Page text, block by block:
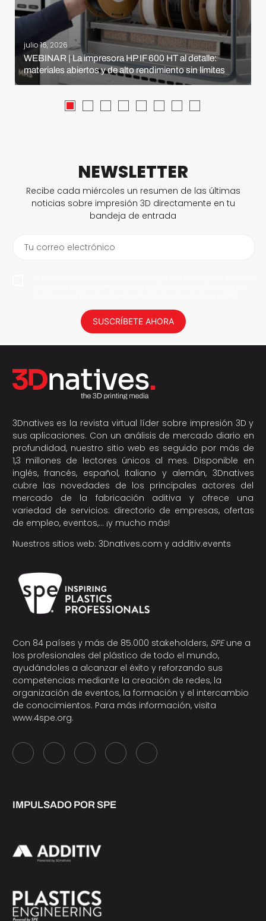
julio 16, 2026
WEBINAR | La impresora HP IF 600 HT al detalle:
materiales abiertos y de alto rendimiento sin límites
NEWSLETTER
Recibe cada miércoles un resumen de las últimas
noticias sobre impresión 3D directamente en tu
bandeja de entrada
Tu correo electrónico
SUSCRÍBETE AHORA
3Dnatives es la revista virtual líder sobre impresión 3D y
sus aplicaciones. Con un análisis de mercado diario en
profundidad, nuestro sitio web es seguido por más de
1,3 millones de lectores únicos al mes. Disponible en
inglés, francés, español, italiano y alemán, 3Dnatives
cubre las novedades de los principales actores del
mercado de la fabricación aditiva y ofrece una
variedad de servicios: directorio de empresas, ofertas
de empleo, eventos,… ¡y mucho más!
Nuestros sitios web: 3Dnatives.com y additiv.events
Con 84 países y más de 85.000 stakeholders, SPEune a
los profesionales del plástico de todo el mundo,
ayudándoles a alcanzar el éxito y reforzando sus
competencias mediante la creación de redes, la
organización de eventos, la formación y el intercambio
de conocimientos. Para más información, visita
www.4spe.org.
IMPULSADO POR SPE